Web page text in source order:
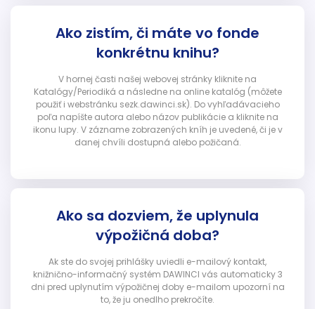
Ako zistím, či máte vo fonde
konkrétnu knihu?
V hornej časti našej webovej stránky kliknite na
Katalógy/Periodiká a následne na online katalóg (môžete
použiť i webstránku sezk.dawinci.sk). Do vyhľadávacieho
poľa napíšte autora alebo názov publikácie a kliknite na
ikonu lupy. V zázname zobrazených kníh je uvedené, či je v
danej chvíli dostupná alebo požičaná.
Ako sa dozviem, že uplynula
výpožičná doba?
Ak ste do svojej prihlášky uviedli e-mailový kontakt,
knižnično-informačný systém DAWINCI vás automaticky 3
dni pred uplynutím výpožičnej doby e-mailom upozorní na
to, že ju onedlho prekročíte.